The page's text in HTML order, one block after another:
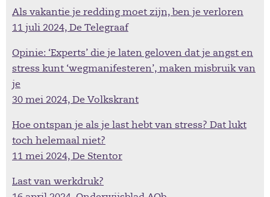
Als vakantie je redding moet zijn, ben je verloren
11 juli 2024, De Telegraaf
Opinie: ‘Experts’ die je laten geloven dat je angst en
stress kunt ‘wegmanifesteren’, maken misbruik van
je
30 mei 2024, De Volkskrant
Hoe ontspan je als je last hebt van stress? Dat lukt
toch helemaal niet?
11 mei 2024, De Stentor
Last van werkdruk?